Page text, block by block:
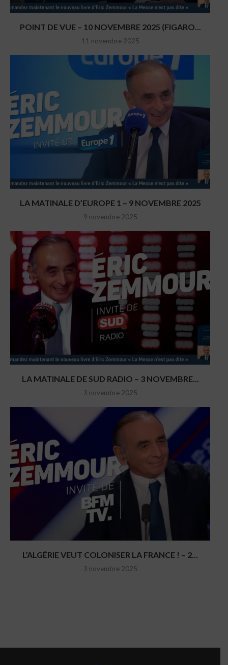
POINT DE VUE – 10 NOVEMBRE 2025 (FIGARO...
11 novembre 2025
LA MATINALE D’EUROPE 1 – 9 NOVEMBRE 2025
9 novembre 2025
LA MATINALE DE SUD RADIO – 3 NOVEMBRE...
3 novembre 2025
L’ALGÉRIE VEUT COLONISER LA FRANCE ! – 2...
3 novembre 2025